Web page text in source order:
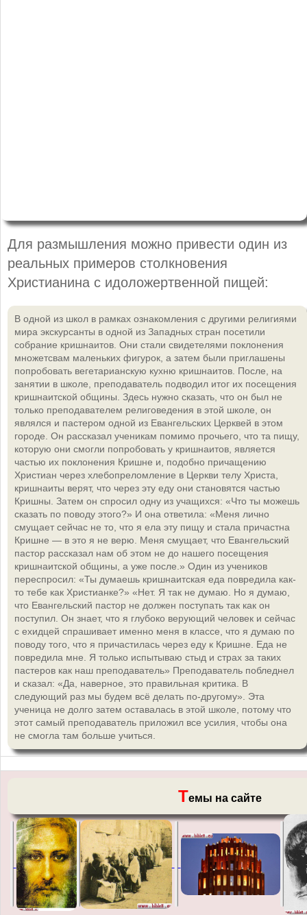
Для размышления можно привести один из
реальных примеров столкновения
Христианина с идоложертвенной пищей:
В одной из школ в рамках ознакомления с другими религиями
мира экскурсанты в одной из Западных стран посетили
собрание кришнаитов. Они стали свидетелями поклонения
множетсвам маленьких фигурок, а затем были приглашены
попробовать вегетарианскую кухню кришнаитов. После, на
занятии в школе, преподаватель подводил итог их посещения
кришнаитской общины. Здесь нужно сказать, что он был не
только преподавателем религоведения в этой школе, он
являлся и пастером одной из Евангельских Церквей в этом
городе. Он рассказал ученикам помимо прочьего, что та пищу,
которую они смогли попробовать у кришнаитов, является
частью их поклонения Кришне и, подобно причащению
Христиан через хлебопреломление в Церкви телу Христа,
кришнаиты верят, что через эту еду они становятся частью
Кришны. Затем он спросил одну из учащихся: «Что ты можешь
сказать по поводу этого?» И она ответила: «Меня лично
смущает сейчас не то, что я ела эту пищу и стала причастна
Кришне — в это я не верю. Меня смущает, что Евангельский
пастор рассказал нам об этом не до нашего посещения
кришнаитской общины, а уже после.» Один из учеников
переспросил: «Ты думаешь кришнаитская еда повредила как-
то тебе как Христианке?» «Нет. Я так не думаю. Но я думаю,
что Евангельский пастор не должен поступать так как он
поступил. Он знает, что я глубоко верующий человек и сейчас
с ехидцей спрашивает именно меня в классе, что я думаю по
поводу того, что я причастилась через еду к Кришне. Еда не
повредила мне. Я только испытываю стыд и страх за таких
пастеров как наш преподаватель» Преподаватель побледнел
и сказал: «Да, наверное, это правильная критика. В
следующий раз мы будем всё делать по-другому». Эта
ученица не долго затем оставалась в этой школе, потому что
этот самый преподаватель приложил все усилия, чтобы она
не смогла там больше учиться.
Темы на сайте